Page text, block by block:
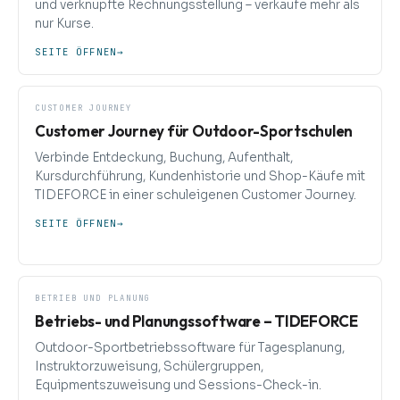
und verknüpfte Rechnungsstellung – verkaufe mehr als
nur Kurse.
SEITE ÖFFNEN→
CUSTOMER JOURNEY
Customer Journey für Outdoor-Sportschulen
Verbinde Entdeckung, Buchung, Aufenthalt,
Kursdurchführung, Kundenhistorie und Shop-Käufe mit
TIDEFORCE in einer schuleigenen Customer Journey.
SEITE ÖFFNEN→
BETRIEB UND PLANUNG
Betriebs- und Planungssoftware – TIDEFORCE
Outdoor-Sportbetriebssoftware für Tagesplanung,
Instruktorzuweisung, Schülergruppen,
Equipmentszuweisung und Sessions-Check-in.